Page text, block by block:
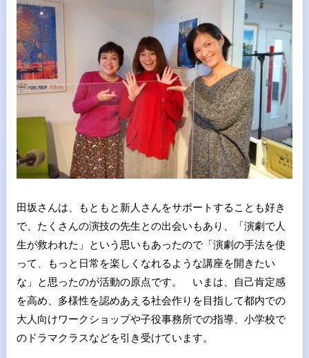
田坂さんは、もともと新人さんをサポートすることも好き
で、たくさんの演技の先生との出会いもあり、「演劇で人
生が救われた」という思いもあったので「演劇の手法を使
って、もっと日常を楽しくなれるような講座を開きたい
な」と思ったのが活動の原点です。 いまは、自己肯定感
を高め、多様性を認めあえる社会作りを目指して都内での
大人向けワークショップや子役事務所での指導、小学校で
のドラマクラスなどを引き受けています。